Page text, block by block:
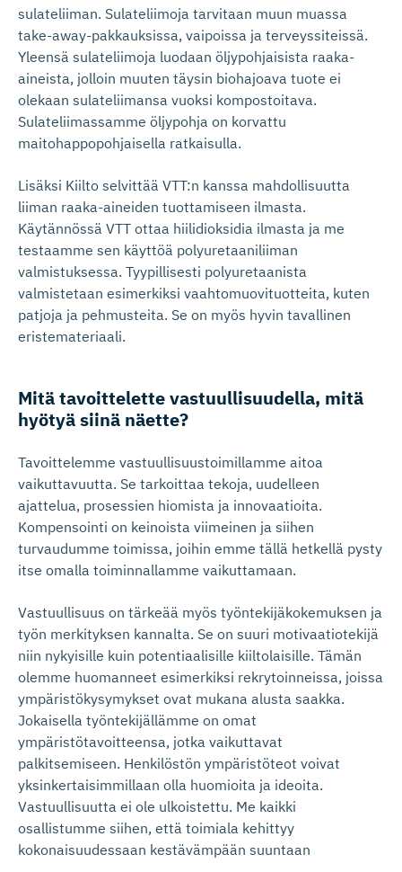
sulateliiman. Sulateliimoja tarvitaan muun muassa
take-away-pakkauksissa, vaipoissa ja terveyssiteissä.
Yleensä sulateliimoja luodaan öljypohjaisista raaka-
aineista, jolloin muuten täysin biohajoava tuote ei
olekaan sulateliimansa vuoksi kompostoitava.
Sulateliimassamme öljypohja on korvattu
maitohappopohjaisella ratkaisulla.
Lisäksi Kiilto selvittää VTT:n kanssa mahdollisuutta
liiman raaka-aineiden tuottamiseen ilmasta.
Käytännössä VTT ottaa hiilidioksidia ilmasta ja me
testaamme sen käyttöä polyuretaaniliiman
valmistuksessa. Tyypillisesti polyuretaanista
valmistetaan esimerkiksi vaahtomuovituotteita, kuten
patjoja ja pehmusteita. Se on myös hyvin tavallinen
eristemateriaali.
Mitä tavoittelette vastuulli­suu­della, mitä
hyötyä siinä näette?
Tavoittelemme vastuullisuustoimillamme aitoa
vaikuttavuutta. Se tarkoittaa tekoja, uudelleen
ajattelua, prosessien hiomista ja innovaatioita.
Kompensointi on keinoista viimeinen ja siihen
turvaudumme toimissa, joihin emme tällä hetkellä pysty
itse omalla toiminnallamme vaikuttamaan.
Vastuullisuus on tärkeää myös työntekijäkokemuksen ja
työn merkityksen kannalta. Se on suuri motivaatiotekijä
niin nykyisille kuin potentiaalisille kiiltolaisille. Tämän
olemme huomanneet esimerkiksi rekrytoinneissa, joissa
ympäristökysymykset ovat mukana alusta saakka.
Jokaisella työntekijällämme on omat
ympäristötavoitteensa, jotka vaikuttavat
palkitsemiseen. Henkilöstön ympäristöteot voivat
yksinkertaisimmillaan olla huomioita ja ideoita.
Vastuullisuutta ei ole ulkoistettu. Me kaikki
osallistumme siihen, että toimiala kehittyy
kokonaisuudessaan kestävämpään suuntaan